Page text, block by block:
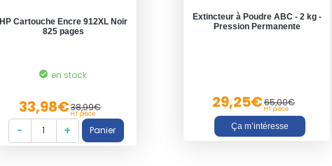
HP Cartouche Encre 912XL Noir
825 pages
en stock
33,98€38,99€
HT pièce
Extincteur à Poudre ABC - 2 kg -
Pression Permanente
29,25€65,00€
HT pièce
Ça m’intéresse